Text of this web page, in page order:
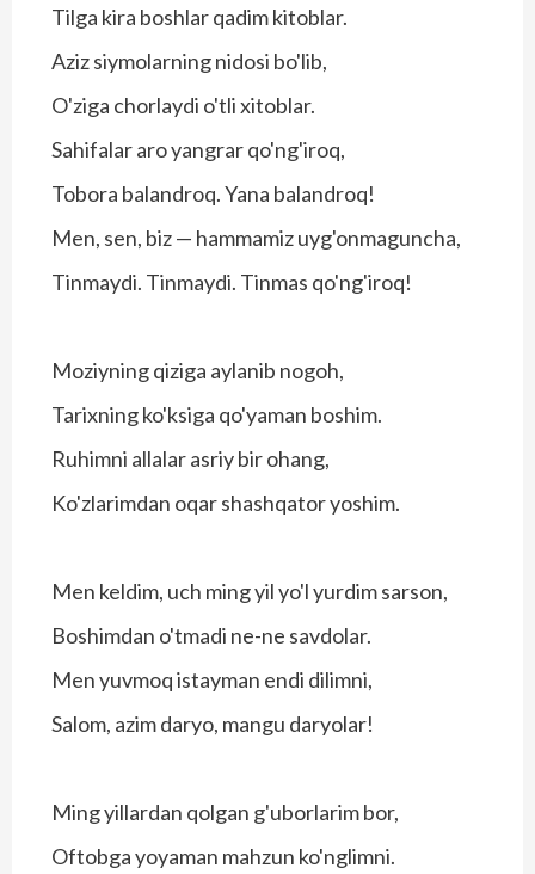
Tilga kira boshlar qadim kitoblar.
Aziz siymolarning nidosi bo'lib,
O'ziga chorlaydi o'tli xitoblar.
Sahifalar aro yangrar qo'ng'iroq,
Tobora balandroq. Yana balandroq!
Men, sen, biz — hammamiz uyg'onmaguncha,
Tinmaydi. Tinmaydi. Tinmas qo'ng'iroq!
Moziyning qiziga aylanib nogoh,
Tarixning ko'ksiga qo'yaman boshim.
Ruhimni allalar asriy bir ohang,
Ko'zlarimdan oqar shashqator yoshim.
Men keldim, uch ming yil yo'l yurdim sarson,
Boshimdan o'tmadi ne-ne savdolar.
Men yuvmoq istayman endi dilimni,
Salom, azim daryo, mangu daryolar!
Ming yillardan qolgan g'uborlarim bor,
Oftobga yoyaman mahzun ko'nglimni.